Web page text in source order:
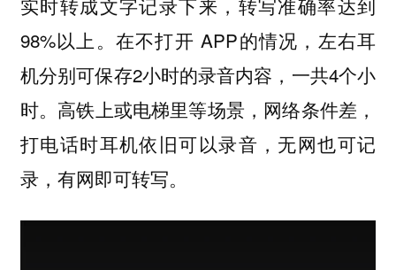
98%以上。在不打开 APP的情况，左右耳
机分别可保存2小时的录音内容，一共4个小
时。高铁上或电梯里等场景，网络条件差，
打电话时耳机依旧可以录音，无网也可记
录，有网即可转写。